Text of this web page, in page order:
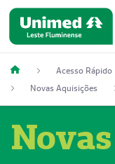
Acesso Rápido
Novas Aquisições